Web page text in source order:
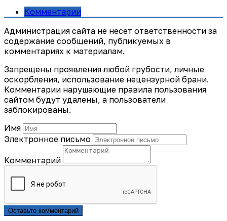
Комментарии
Администрация сайта не несет ответственности за
содержание сообщений, публикуемых в
комментариях к материалам.
Запрещены проявления любой грубости, личные
оскорбления, использование нецензурной брани.
Комментарии нарушающие правила пользования
сайтом будут удалены, а пользователи
заблокированы.
Имя
Электронное письмо
Комментарий
Оставьте комментарий